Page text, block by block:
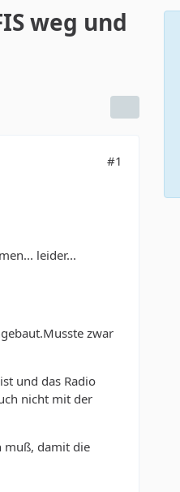
weg und
#1
leider...
zwar
und das Radio
nicht mit der
muß, damit die